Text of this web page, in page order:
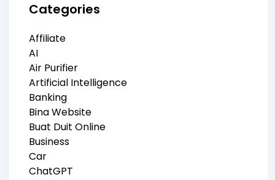
Categories
Affiliate
AI
Air Purifier
Artificial Intelligence
Banking
Bina Website
Buat Duit Online
Business
Car
ChatGPT